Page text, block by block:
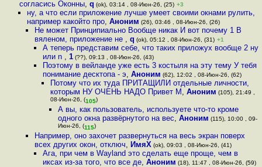
согласись Оконны, q (ok), 03:14 , 08-Июн-26, (25) +3
ну, а что если приложение лучше умеет своими окнами рулить,
например какойто про, Аноним (26), 03:46 , 08-Июн-26, (26)
Не может Принципиально Вообще никак И вот почему 1 В
вяленом, приложение не ,q (ok), 05:12 , 08-Июн-26, (31) +1
А теперь представим себе, что таких приложух вообще 2 ну
или n , 1(??), 09:13 , 08-Июн-26, (43)
Поэтому в вейланде уже есть 3 костыля на эту тему У тебя
понимание десктопа - э, Аноним (62), 12:02 , 08-Июн-26, (62)
Потому что их туда ПРИТАЩИЛИ отдельные личности,
которым НУ ОЧЕНЬ НАДО Привет M , Аноним (105), 21:49 ,
08-Июн-26, (105)
А вы, как пользователь, используете что-то кроме
одного окна развёрнутого на вес,Аноним (115), 10:00 , 09-
Июн-26, (115)
Например, оно захочет развернуться на весь экран поверх
всех других окон, отключ, ИмяХ (ok), 09:03 , 08-Июн-26, (41)
Ага, при чем в Wayland это сделать еще проще, чем в
иксах из-за того, что все де, Аноним (18), 11:47 , 08-Июн-26, (59)